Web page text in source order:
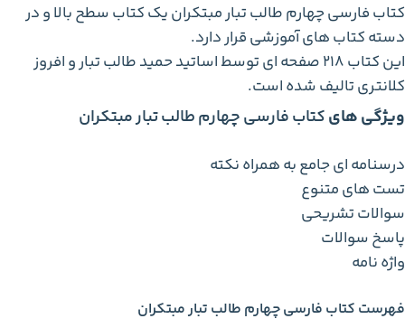
کتاب فارسی چهارم طالب تبار مبتکران یک کتاب سطح بالا و در
دسته کتاب های آموزشی قرار دارد.
این کتاب 218 صفحه ای توسط اساتید حمید طالب تبار و افروز
کلانتری تالیف شده است.
ویژگی هایکتاب فارسی چهارم طالب تبار مبتکران
درسنامه ای جامع به همراه نکته
تست های متنوع
سوالات تشریحی
پاسخ سوالات
واژه نامه
فهرست کتاب فارسی چهارم طالب تبار مبتکران